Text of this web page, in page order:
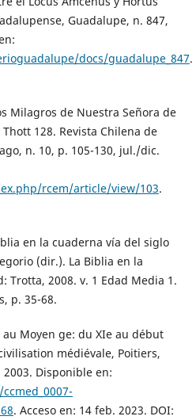
Guadalupe, n. 847,
docs/guadalupe_847.
Milagros de Nuestra Señora de
128. Revista Chilena de
n. 10, p. 105-130, jul./dic.
rcem/article/view/103.
en la cuaderna vía del siglo
(dir.). La Biblia en la
Trotta, 2008. v. 1 Edad Media 1.
p. 35-68.
au Moyen ge: du XIe au début
médiévale, Poitiers,
Disponible en:
. Acceso en: 14 feb. 2023. DOI: